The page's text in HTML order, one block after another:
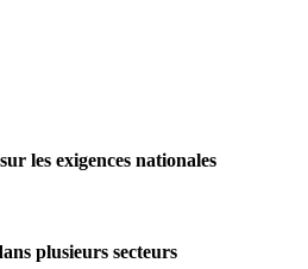
les exigences nationales
plusieurs secteurs